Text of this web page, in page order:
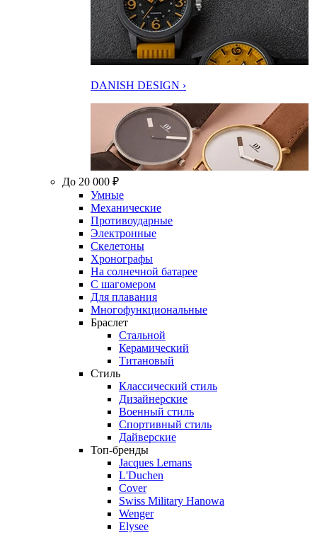
DANISH DESIGN ›
До 20 000 ₽
Умные
Механические
Противоударные
Электронные
Скелетоны
Хронографы
На солнечной батарее
С шагомером
Для плавания
Многофункциональные
Браслет
Стальной
Керамический
Титановый
Стиль
Классический стиль
Дизайнерские
Военный стиль
Спортивный стиль
Дайверские
Топ-бренды
Jacques Lemans
L'Duchen
Cover
Swiss Military Hanowa
Wenger
Elysee